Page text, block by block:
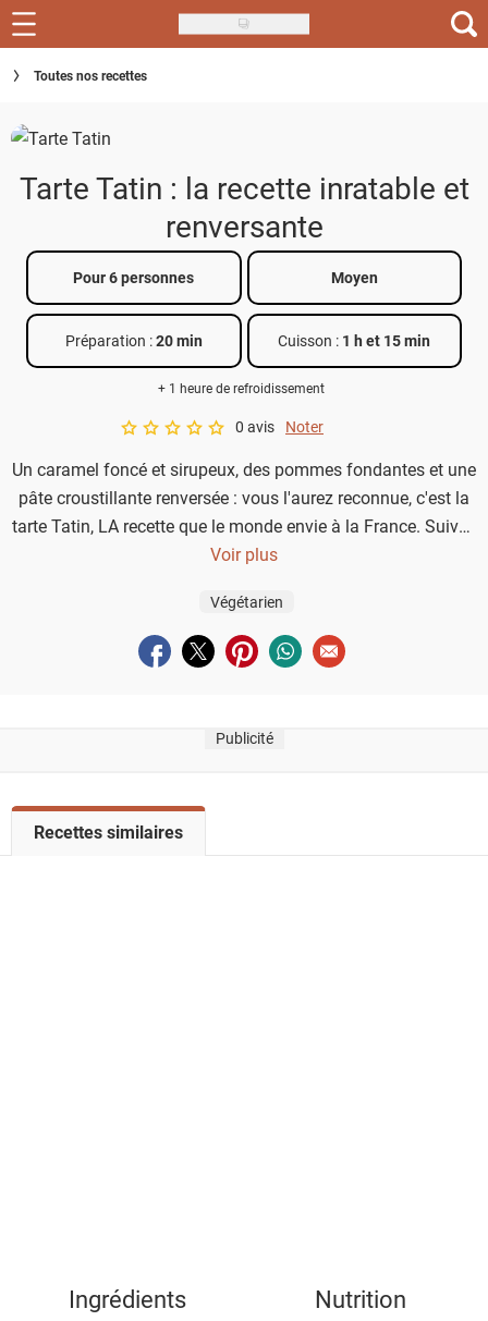
Skip
to
main
Recettes
Inspirations
Actus
Téléchargez l'app Saveurs Recettes
Index des recettes
Toutes nos recettes
Tarte Tatin : la recette inratable et
renversante
Pour 6 personnes Moyen
Préparation :20 min Cuisson : 1 h et 15 min
+ 1 heure de refroidissement
A star rating of 0 out of 5.
0 avis Noter
Un caramel foncé et sirupeux, des pommes fondantes et une
pâte croustillante renversée : vous l'aurez reconnue, c'est la
tarte Tatin, LA recette que le monde envie à la France. Suivez
ces étapes pour la réussir à tous les coups.
Voir plus
Végétarien
Partager sur facebook
Partager sur twitter
Partager sur pinterest
Partager sur whatsapp
Envoyer à un ami
Publicité
o
Recettes similaires
Ingrédients Nutrition